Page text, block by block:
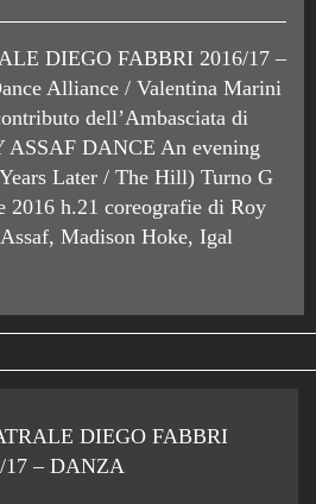
DIEGO FABBRI 2016/17 –
Alliance / Valentina Marini
dell’Ambasciata di
ASSAF DANCE An evening
Later / The Hill) Turno G
2016 h.21 coreografie di Roy
Madison Hoke, Igal
DIEGO FABBRI
17 – DANZA